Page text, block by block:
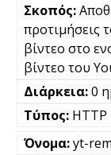
προτιμήσεις
βίντεο στο
βίντεο του
0
HTTP
yt-